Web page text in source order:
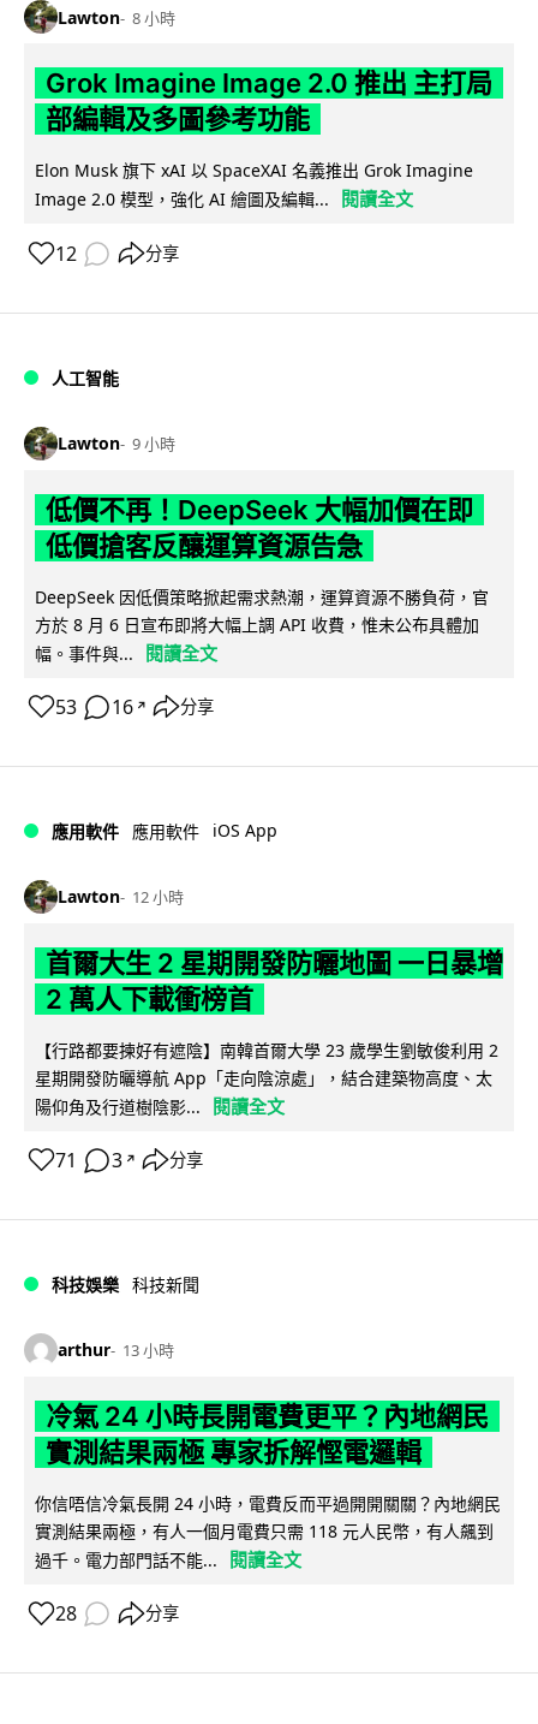
Lawton 8 小時
Grok Imagine Image 2.0 推出 主打局
部編輯及多圖參考功能
Elon Musk 旗下 xAI 以 SpaceXAI 名義推出 Grok Imagine
Image 2.0 模型，強化 AI 繪圖及編輯...
閱讀全文
12 分享
人工智能
Lawton 9 小時
低價不再！DeepSeek 大幅加價在即
低價搶客反釀運算資源告急
DeepSeek 因低價策略掀起需求熱潮，運算資源不勝負荷，官
方於 8 月 6 日宣布即將大幅上調 API 收費，惟未公布具體加
幅。事件與...
閱讀全文
53 16 ↗ 分享
應用軟件 應用軟件 iOS App
Lawton 12 小時
首爾大生 2 星期開發防曬地圖 一日暴增
2 萬人下載衝榜首
【行路都要揀好有遮陰】南韓首爾大學 23 歲學生劉敏俊利用 2
星期開發防曬導航 App「走向陰涼處」，結合建築物高度、太
陽仰角及行道樹陰影...
閱讀全文
71 3 ↗ 分享
科技娛樂 科技新聞
arthur 13 小時
冷氣 24 小時長開電費更平？內地網民
實測結果兩極 專家拆解慳電邏輯
你信唔信冷氣長開 24 小時，電費反而平過開開關關？內地網民
實測結果兩極，有人一個月電費只需 118 元人民幣，有人飆到
過千。電力部門話不能...
閱讀全文
28 分享